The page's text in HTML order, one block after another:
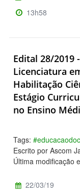
13h58
Edital 28/2019
Licenciatura
Habilitação
Estágio
no Ensino
Tags:
Escrito por Ascom
Última modificação
22/03/19